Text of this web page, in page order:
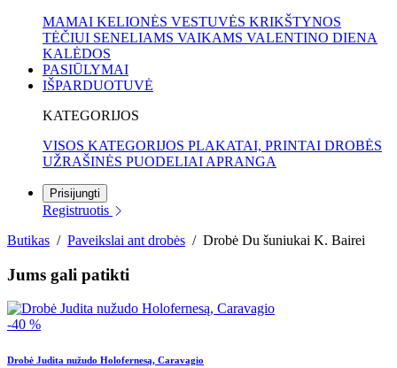
MAMAI KELIONĖS VESTUVĖS KRIKŠTYNOS
TĖČIUI SENELIAMS VAIKAMS VALENTINO DIENA
KALĖDOS
PASIŪLYMAI
IŠPARDUOTUVĖ
KATEGORIJOS
VISOS KATEGORIJOS PLAKATAI, PRINTAI DROBĖS
UŽRAŠINĖS PUODELIAI APRANGA
Prisijungti
Registruotis
Butikas / Paveikslai ant drobės / Drobė Du šuniukai K. Bairei
Jums gali patikti
-40 %
Drobė Judita nužudo Holofernesą, Caravagio